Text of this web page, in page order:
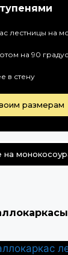
лестницы на
на 90
в стену
размерам
на